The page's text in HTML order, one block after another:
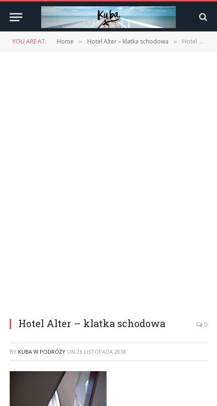
YOU ARE AT: Home » Hotel Alter – klatka schodowa » Hotel Alter – klatka schodowa
Hotel Alter – klatka schodowa 0
BY KUBA W PODRÓŻY ON 26 LISTOPADA 2018